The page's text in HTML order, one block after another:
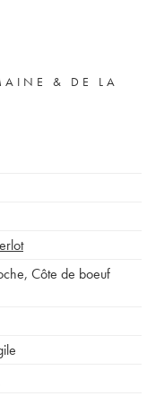
& DE LA
, Côte de boeuf